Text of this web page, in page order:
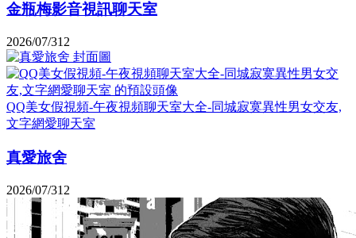
金瓶梅影音視訊聊天室
2026/07/31 2
QQ美女假視頻-午夜視頻聊天室大全-同城寂寞異性男女交友,
文字網愛聊天室
真愛旅舍
2026/07/31 2